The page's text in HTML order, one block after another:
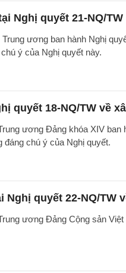
Nghị quyết 21-NQ/TW
ương ban hành Nghị
ý của Nghị quyết này.
quyết 18-NQ/TW về
ương Đảng khóa XIV
đáng chú ý của Nghị quyết.
Nghị quyết 22-NQ/TW
ương Đảng Cộng sản